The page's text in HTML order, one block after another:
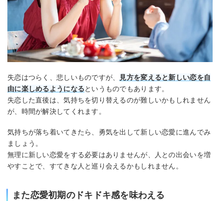
失恋はつらく、悲しいものですが、
見方を変えると新しい恋を自
由に楽しめるようになるというものでもあります。
失恋した直後は、気持ちを切り替えるのが難しいかもしれません
が、時間が解決してくれます。
気持ちが落ち着いてきたら、勇気を出して新しい恋愛に進んでみ
ましょう。
無理に新しい恋愛をする必要はありませんが、人との出会いを増
やすことで、すてきな人と巡り会えるかもしれません。
また恋愛初期のドキドキ感を味わえる